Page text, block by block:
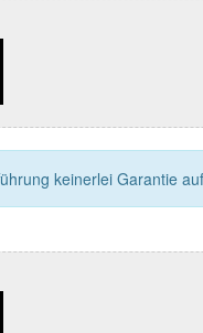
keinerlei Garantie